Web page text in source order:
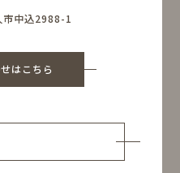
市中込2988-1
はこちら